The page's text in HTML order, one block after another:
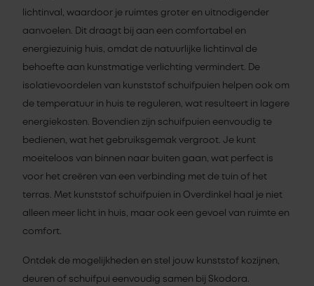
lichtinval, waardoor je ruimtes groter en uitnodigender
aanvoelen. Dit draagt bij aan een comfortabel en
energiezuinig huis, omdat de natuurlijke lichtinval de
behoefte aan kunstmatige verlichting vermindert. De
isolatievoordelen van kunststof schuifpuien helpen ook om
de temperatuur in huis te reguleren, wat resulteert in lagere
energiekosten. Bovendien zijn schuifpuien eenvoudig te
bedienen, wat het gebruiksgemak vergroot. Je kunt
moeiteloos van binnen naar buiten gaan, wat perfect is
voor het creëren van een verbinding met de tuin of het
terras. Met kunststof schuifpuien in Overdinkel haal je niet
alleen meer licht in huis, maar ook een gevoel van ruimte en
comfort.
Ontdek de mogelijkheden en stel jouw kunststof kozijnen,
deuren of schuifpui eenvoudig samen bij Skodora.